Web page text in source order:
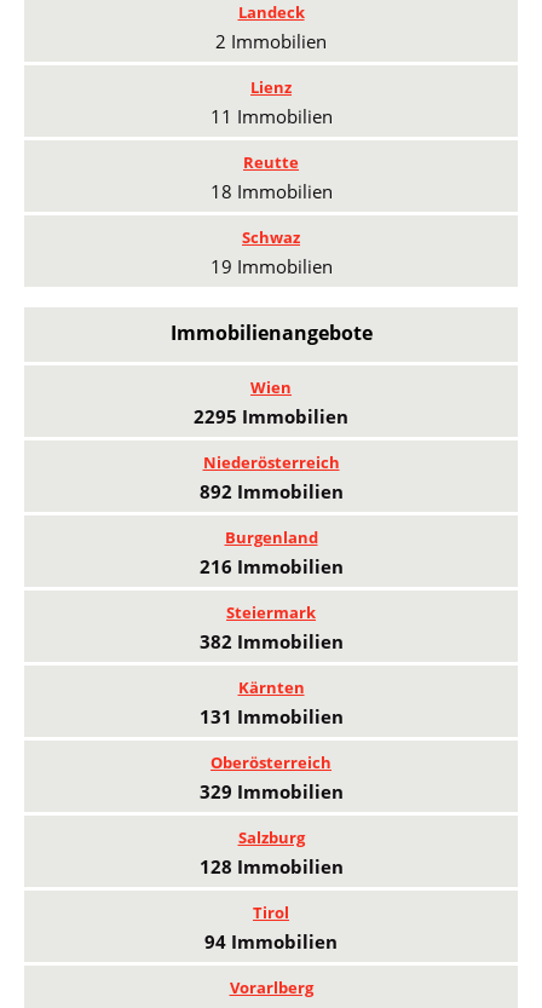
Landeck
2 Immobilien
Lienz
11 Immobilien
Reutte
18 Immobilien
Schwaz
19 Immobilien
Immobilienangebote
Wien
2295 Immobilien
Niederösterreich
892 Immobilien
Burgenland
216 Immobilien
Steiermark
382 Immobilien
Kärnten
131 Immobilien
Oberösterreich
329 Immobilien
Salzburg
128 Immobilien
Tirol
94 Immobilien
Vorarlberg